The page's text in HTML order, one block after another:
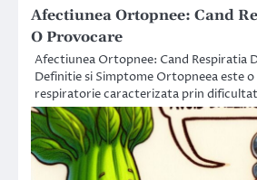
Afectiunea Ortopnee: Cand
O Provocare
Afectiunea Ortopnee: Cand Respiratia
Definitie si Simptome Ortopneea este
respiratorie caracterizata prin